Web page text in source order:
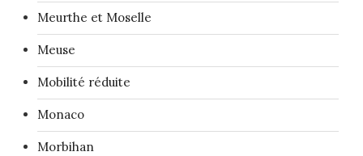
Meurthe et Moselle
Meuse
Mobilité réduite
Monaco
Morbihan